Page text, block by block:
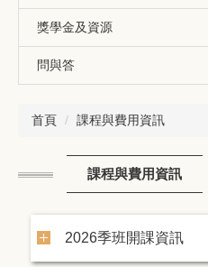
獎學金及資源
問與答
首頁 課程與費用資訊
課程與費用資訊
2026季班開課資訊